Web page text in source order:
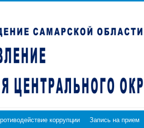
коррупции Запись на прием